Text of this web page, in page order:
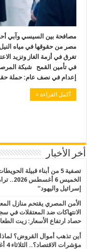
مصافحة بين السيسي وآبي
تغرق في أزمة الغاز وتزيد
إعدام في نصف عام: حملة
أكمل القراءة »
أخر الأخبار
تصفية 5 من أبناء قبيلة
إسرائيل واليهود”
الأمن المصري يقتحم منازل
حصاد ارتفاع الأسعار: زيت
أين تذهب أموال القروض؟